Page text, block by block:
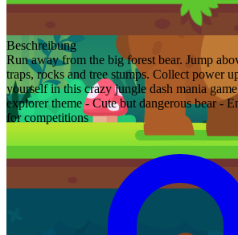
Beschreibung
Run away from the big forest bear. Jump
traps, rocks and tree stumps. Collect power
yourself in this crazy jungle dash mania
explorer theme - Cute but dangerous bear -
for competitions